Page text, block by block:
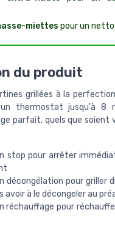
miettes pour un
du produit
grillées à la
thermostat jusqu'à 8
parfait, quels que soient
stop pour arrêter
décongélation pour griller
avoir à le décongeler au
réchauffage pour